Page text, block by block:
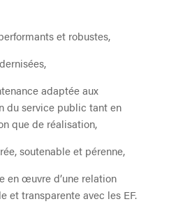
et robustes,
adaptée aux
du service public tant en
que de réalisation,
soutenable et pérenne,
en œuvre d’une relation
et transparente avec les EF.